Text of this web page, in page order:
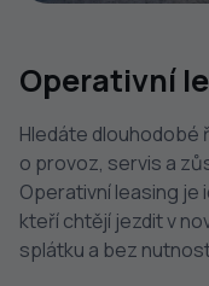
Operativní
Hledáte dlouhodobé
o provoz, servis a
Operativní leasing je
kteří chtějí jezdit v
splátku a bez